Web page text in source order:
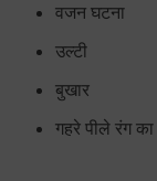
वजन घटना
उल्टी
बुखार
गहरे पीले रंग